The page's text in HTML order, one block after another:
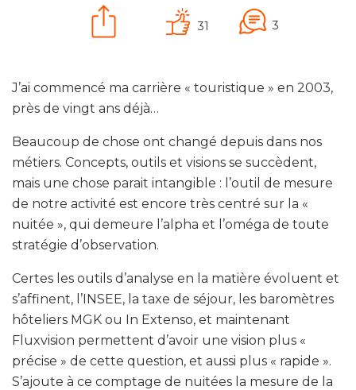
31 3
J’ai commencé ma carrière « touristique » en 2003,
près de vingt ans déjà…
Beaucoup de chose ont changé depuis dans nos
métiers. Concepts, outils et visions se succèdent,
mais une chose parait intangible : l’outil de mesure
de notre activité est encore très centré sur la «
nuitée », qui demeure l’alpha et l’oméga de toute
stratégie d’observation.
Certes les outils d’analyse en la matière évoluent et
s’affinent, l’INSEE, la taxe de séjour, les baromètres
hôteliers MGK ou In Extenso, et maintenant
Fluxvision permettent d’avoir une vision plus «
précise » de cette question, et aussi plus « rapide ».
S’ajoute à ce comptage de nuitées la mesure de la